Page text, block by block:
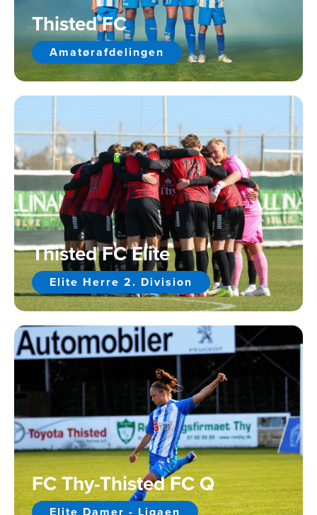
Thisted FC
Amatørafdelingen
Thisted FC Elite
Elite Herre 2. Division
FC Thy-Thisted FC Q
Elite Damer - Ligaen